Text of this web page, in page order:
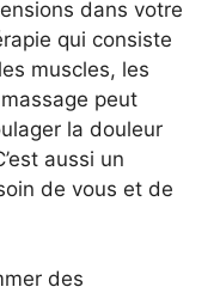
dans votre
qui consiste
muscles, les
peut
la douleur
aussi un
de vous et de
des